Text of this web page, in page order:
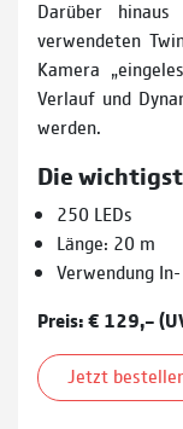
Darüber
verwendeten
Kamera
Verlauf und
werden.
Die
250 LEDs
Länge: 20 m
Verwendung
Preis: € 129,–
Jetzt